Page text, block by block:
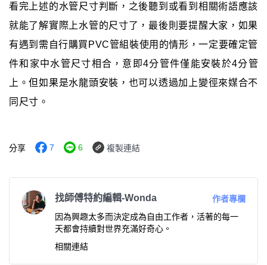
看完上述的水管尺寸判斷，之後聽到或看到相關術語應該
就能了解實際上水管的尺寸了，最後則要提醒大家，如果
有遇到需自行購買PVC管組裝使用的情形，一定要確定管
件和家中水管尺寸相合，意即4分管件僅能安裝於4分管
上。但如果是水龍頭安裝，也可以透過加上變徑來媒合不
同尺寸。
分享 7 6 複製連結
找師傅特約編輯-Wonda
作者專欄
因為興趣太多而決定成為自由工作者，活著的每一
天都會持續對世界充滿好奇心。
相關連結